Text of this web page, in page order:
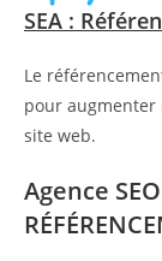
SEA :
Le
pour
site web.
Agence